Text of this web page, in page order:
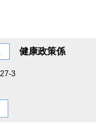
健康政策係
3